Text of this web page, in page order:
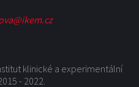
klinické a experimentální
- 2022.